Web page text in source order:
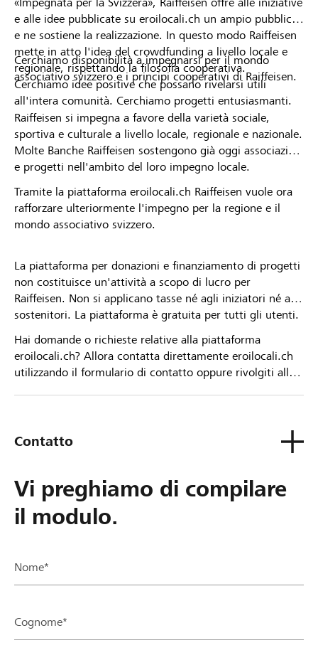
e alle idee pubblicate su eroilocali.ch un ampio pubblico
e ne sostiene la realizzazione. In questo modo Raiffeisen
mette in atto l'idea del crowdfunding a livello locale e
regionale, rispettando la filosofia cooperativa.
Cerchiamo idee positive che possano rivelarsi utili
all'intera comunità. Cerchiamo progetti entusiasmanti.
Cerchiamo disponibilità a impegnarsi per il mondo
associativo svizzero e i principi cooperativi di Raiffeisen.
Raiffeisen si impegna a favore della varietà sociale,
sportiva e culturale a livello locale, regionale e nazionale.
Molte Banche Raiffeisen sostengono già oggi associazioni
e progetti nell'ambito del loro impegno locale.
Tramite la piattaforma eroilocali.ch Raiffeisen vuole ora
rafforzare ulteriormente l'impegno per la regione e il
mondo associativo svizzero.
La piattaforma per donazioni e finanziamento di progetti
non costituisce un'attività a scopo di lucro per
Raiffeisen. Non si applicano tasse né agli iniziatori né ai
sostenitori. La piattaforma è gratuita per tutti gli utenti.
Hai domande o richieste relative alla piattaforma
eroilocali.ch? Allora contatta direttamente eroilocali.ch
utilizzando il formulario di contatto oppure rivolgiti alla
Contatto
Vi preghiamo di compilare
il modulo.
Nome*
Cognome*